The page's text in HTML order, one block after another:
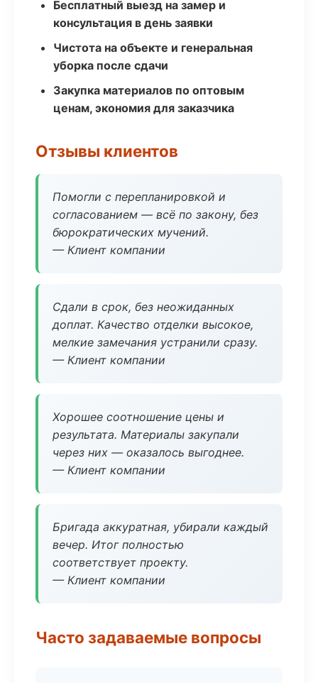
Бесплатный выезд на замер и
консультация в день заявки
Чистота на объекте и генеральная
уборка после сдачи
Закупка материалов по оптовым
ценам, экономия для заказчика
Отзывы клиентов
Помогли с перепланировкой и
согласованием — всё по закону, без
бюрократических мучений.
— Клиент компании
Сдали в срок, без неожиданных
доплат. Качество отделки высокое,
мелкие замечания устранили сразу.
— Клиент компании
Хорошее соотношение цены и
результата. Материалы закупали
через них — оказалось выгоднее.
— Клиент компании
Бригада аккуратная, убирали каждый
вечер. Итог полностью
соответствует проекту.
— Клиент компании
Часто задаваемые вопросы